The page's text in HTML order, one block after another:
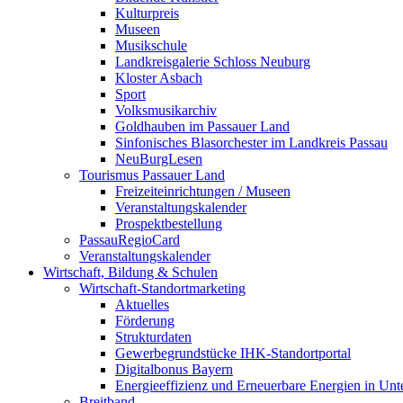
Kulturpreis
Museen
Musikschule
Landkreisgalerie Schloss Neuburg
Kloster Asbach
Sport
Volksmusikarchiv
Goldhauben im Passauer Land
Sinfonisches Blasorchester im Landkreis Passau
NeuBurgLesen
Tourismus Passauer Land
Freizeiteinrichtungen / Museen
Veranstaltungskalender
Prospektbestellung
PassauRegioCard
Veranstaltungskalender
Wirtschaft, Bildung & Schulen
Wirtschaft-Standortmarketing
Aktuelles
Förderung
Strukturdaten
Gewerbegrundstücke IHK-Standortportal
Digitalbonus Bayern
Energieeffizienz und Erneuerbare Energien in